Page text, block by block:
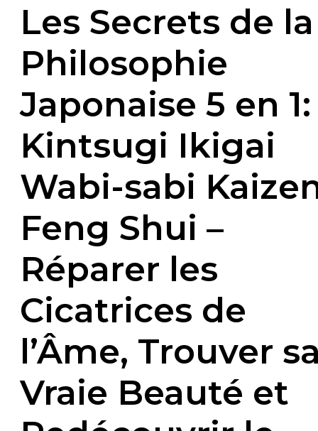
Les Secrets de la
Philosophie
Japonaise 5 en 1:
Kintsugi Ikigai
Wabi-sabi
Feng Shui –
Réparer les
Cicatrices de
l’Âme, Trouver
Vraie Beauté et